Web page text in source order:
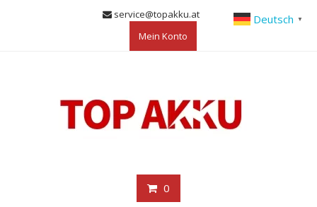
service@topakku.at
Mein Konto
0
Deutsch ▼